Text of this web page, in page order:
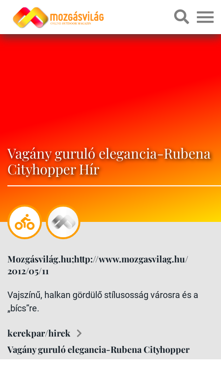
Vagány guruló elegancia-Rubena
Cityhopper Hír
Mozgásvilág.hu;http://www.mozgasvilag.hu/
2012/05/11
Vajszínű, halkan gördülő stílusosság városra és a
„bícs”re.
kerekpar/hirek
Vagány guruló elegancia-Rubena Cityhopper